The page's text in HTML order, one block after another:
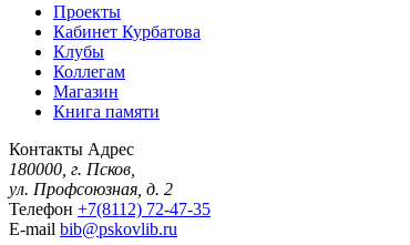
Проекты
Кабинет Курбатова
Клубы
Коллегам
Магазин
Книга памяти
Контакты Адрес
180000, г. Псков,
ул. Профсоюзная, д. 2
Телефон +7(8112) 72-47-35
E-mail bib@pskovlib.ru